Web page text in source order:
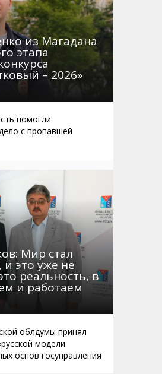
из Магадана
этапа
– 2026»
помогли
с пропавшей
Мир стал
это уже не
реальность, в
и работаем
облдумы принял
модели
основ госуправления